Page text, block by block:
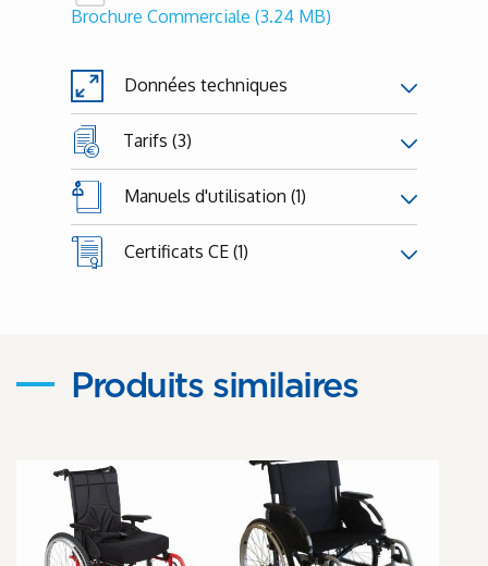
Brochure Commerciale (3.24 MB)
Données techniques
Tarifs (3)
Manuels d'utilisation (1)
Certificats CE (1)
Produits similaires